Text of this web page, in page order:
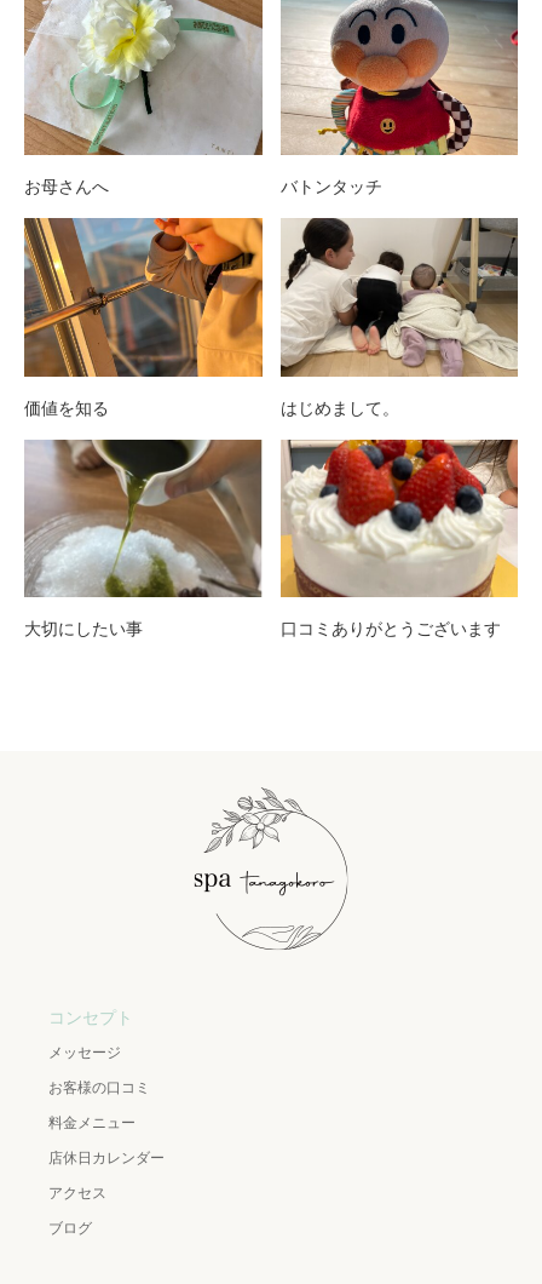
お母さんへ バトンタッチ
価値を知る はじめまして。
大切にしたい事 口コミありがとうございます
コンセプト
メッセージ
お客様の口コミ
料金メニュー
店休日カレンダー
アクセス
ブログ